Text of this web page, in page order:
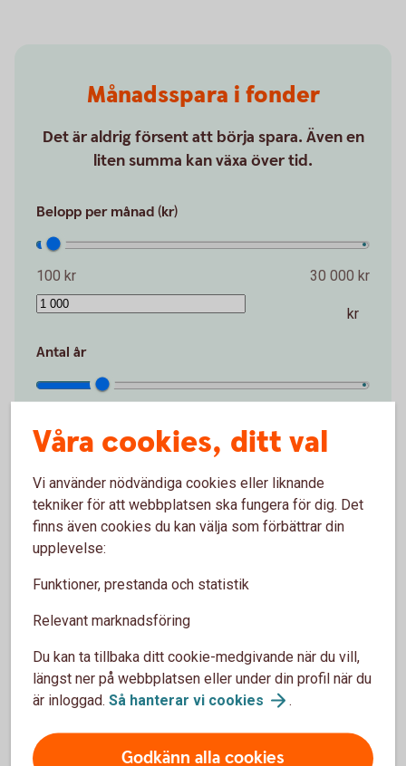
Månadsspara i fonder
Det är aldrig försent att börja spara. Även en
liten summa kan växa över tid.
Belopp per månad (kr)
100 kr 30 000 kr
kr
Antal år
Startbelopp (kr)
0 kr
0 %
%
Våra cookies, ditt val
Vi använder nödvändiga cookies eller liknande
tekniker för att webbplatsen ska fungera för dig. Det
finns även cookies du kan välja som förbättrar din
upplevelse:
Funktioner, prestanda och statistik
Relevant marknadsföring
Du kan ta tillbaka ditt cookie-medgivande när du vill,
längst ner på webbplatsen eller under din profil när du
är inloggad. Så hanterar vi cookies .
Godkänn alla cookies